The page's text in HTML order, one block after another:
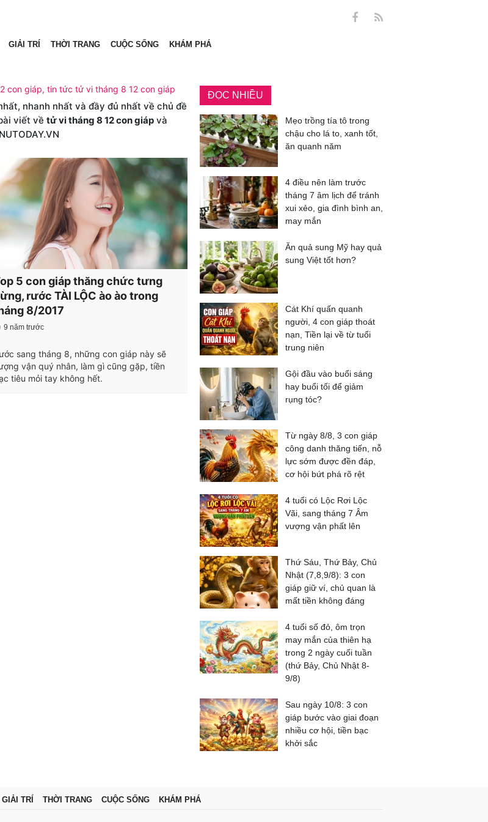
GIẢI TRÍ THỜI TRANG CUỘC SỐNG KHÁM PHÁ
con giáp, tin tức tử vi tháng 8 12 con giáp
nhanh nhất và đầy đủ nhất về chủ đề
viết về tử vi tháng 8 12 con giáp và
5 con giáp thăng chức tưng
rước TÀI LỘC ào ào trong
8/2017
9 năm trước
sang tháng 8, những con giáp này sẽ
vận quý nhân, làm gì cũng gặp, tiền
tiêu mỏi tay không hết.
ĐỌC NHIỀU
Mẹo trồng tía tô trong
chậu cho lá to, xanh tốt,
ăn quanh năm
4 điều nên làm trước
tháng 7 âm lịch để tránh
xui xẻo, gia đình bình an,
may mắn
Ăn quả sung Mỹ hay quả
sung Việt tốt hơn?
Cát Khí quấn quanh
người, 4 con giáp thoát
nạn, Tiền lại về từ tuổi
trung niên
Gội đầu vào buổi sáng
hay buổi tối để giảm
rụng tóc?
Từ ngày 8/8, 3 con giáp
công danh thăng tiến, nỗ
lực sớm được đền đáp,
cơ hội bứt phá rõ rệt
4 tuổi có Lộc Rơi Lộc
Vãi, sang tháng 7 Âm
vượng vận phất lên
Thứ Sáu, Thứ Bảy, Chủ
Nhật (7,8,9/8): 3 con
giáp giữ ví, chủ quan là
mất tiền không đáng
4 tuổi số đỏ, ôm trọn
may mắn của thiên hạ
trong 2 ngày cuối tuần
(thứ Bảy, Chủ Nhật 8-
9/8)
Sau ngày 10/8: 3 con
giáp bước vào giai đoạn
nhiều cơ hội, tiền bạc
khởi sắc
GIẢI TRÍ THỜI TRANG CUỘC SỐNG KHÁM PHÁ